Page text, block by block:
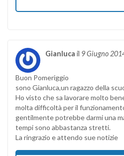
Gianluca il 9 Giugno
Buon Pomeriggio
sono Gianluca,un ragazzo della
Ho visto che sa lavorare molto
molta difficoltà per il
gentilmente potrebbe darmi una
tempi sono abbastanza stretti.
La ringrazio e attendo sue notizie